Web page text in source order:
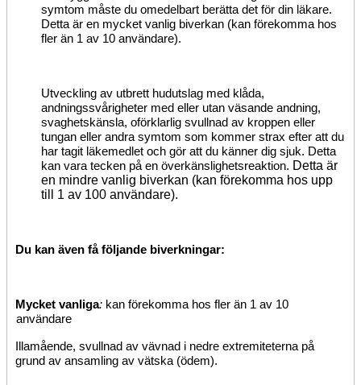
symtom måste du omedelbart berätta det för din läkare.
Detta är en mycket vanlig biverkan (kan förekomma hos
fler än 1 av 10 användare).
Utveckling av utbrett hudutslag med klåda,
andningssvårigheter med eller utan väsande andning,
svaghetskänsla, oförklarlig svullnad av kroppen eller
tungan eller andra symtom som kommer strax efter att du
har tagit läkemedlet och gör att du känner dig sjuk. Detta
kan vara tecken på en överkänslighetsreaktion. Detta är
en mindre vanlig biverkan (kan förekomma hos upp
till 1 av 100 användare).
Du kan även få följande biverkningar:
Mycket vanliga: kan förekomma hos fler än 1 av 10
användare
Illamående, svullnad av vävnad i nedre extremiteterna på
grund av ansamling av vätska (ödem).